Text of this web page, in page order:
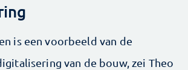
is een voorbeeld van de
van de bouw, zei Theo